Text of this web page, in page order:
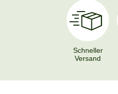
Schneller
Versand